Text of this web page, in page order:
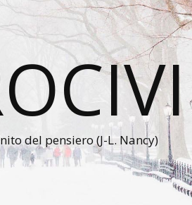
del pensiero (J-L. Nancy)